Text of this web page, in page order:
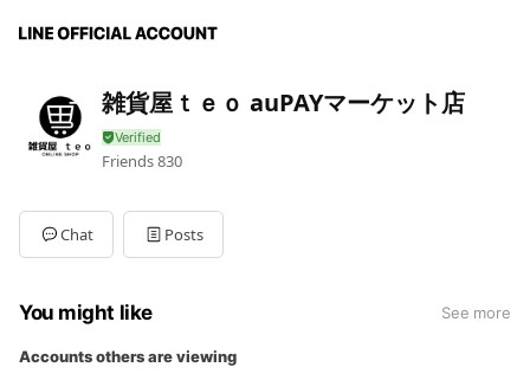
雑貨屋ｔｅｏ auPAYマーケット店
Friends830
Chat Posts
You might like See more
Accounts others are viewing